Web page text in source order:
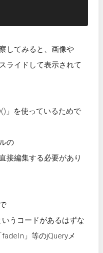
してみると、画像や
ライドして表示されて
」を使っているためで
の
接編集する必要があり
いうコードがあるはずな
」等のjQueryメ